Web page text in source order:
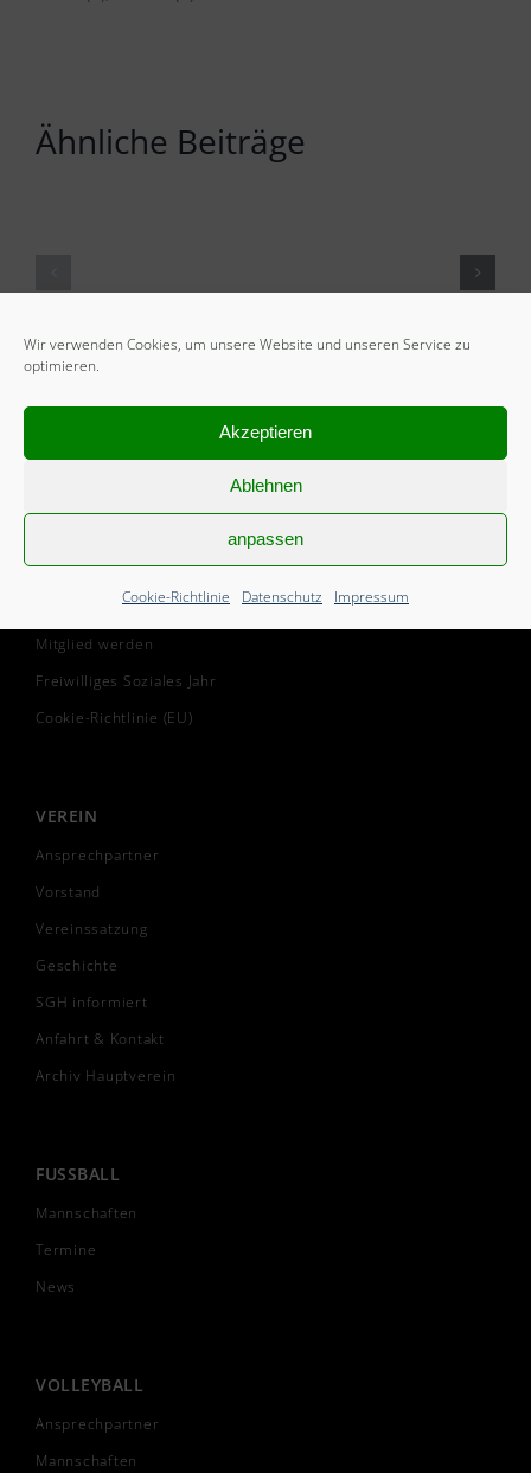
Wir verwenden Cookies, um unsere Website und unseren Service zu
optimieren.
Akzeptieren
Ablehnen
anpassen
Cookie-Richtlinie Datenschutz Impressum
Ähnliche Beiträge
Mitglied werden
Freiwilliges Soziales Jahr
Cookie-Richtlinie (EU)
VEREIN
Ansprechpartner
Vorstand
Vereinssatzung
Geschichte
SGH informiert
Anfahrt & Kontakt
Archiv Hauptverein
FUSSBALL
Mannschaften
Termine
News
VOLLEYBALL
Ansprechpartner
Mannschaften